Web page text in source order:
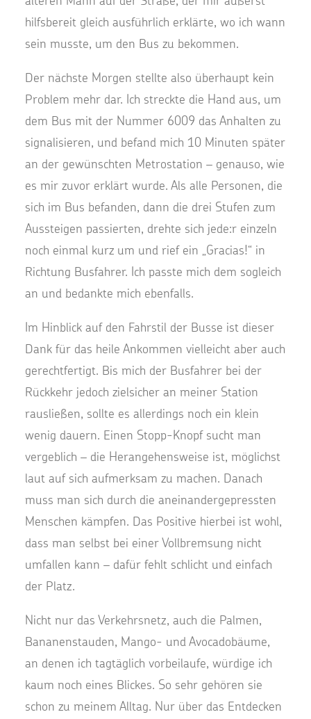
hilfsbereit gleich ausführlich erklärte, wo ich wann
sein musste, um den Bus zu bekommen.
Der nächste Morgen stellte also überhaupt kein
Problem mehr dar. Ich streckte die Hand aus, um
dem Bus mit der Nummer 6009 das Anhalten zu
signalisieren, und befand mich 10 Minuten später
an der gewünschten Metrostation – genauso, wie
es mir zuvor erklärt wurde. Als alle Personen, die
sich im Bus befanden, dann die drei Stufen zum
Aussteigen passierten, drehte sich jede:r einzeln
noch einmal kurz um und rief ein „Gracias!“ in
Richtung Busfahrer. Ich passte mich dem sogleich
an und bedankte mich ebenfalls.
Im Hinblick auf den Fahrstil der Busse ist dieser
Dank für das heile Ankommen vielleicht aber auch
gerechtfertigt. Bis mich der Busfahrer bei der
Rückkehr jedoch zielsicher an meiner Station
rausließen, sollte es allerdings noch ein klein
wenig dauern. Einen Stopp-Knopf sucht man
vergeblich – die Herangehensweise ist, möglichst
laut auf sich aufmerksam zu machen. Danach
muss man sich durch die aneinandergepressten
Menschen kämpfen. Das Positive hierbei ist wohl,
dass man selbst bei einer Vollbremsung nicht
umfallen kann – dafür fehlt schlicht und einfach
der Platz.
Nicht nur das Verkehrsnetz, auch die Palmen,
Bananenstauden, Mango- und Avocadobäume,
an denen ich tagtäglich vorbeilaufe, würdige ich
kaum noch eines Blickes. So sehr gehören sie
schon zu meinem Alltag. Nur über das Entdecken